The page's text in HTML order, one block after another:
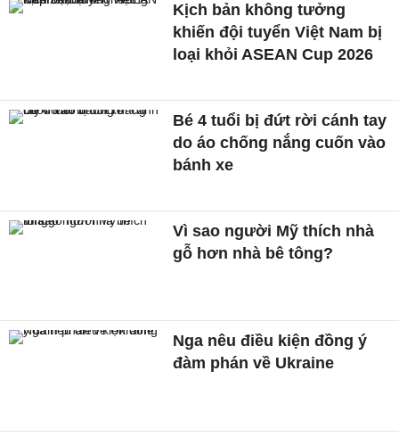
Kịch bản không tưởng
khiến đội tuyển Việt Nam bị
loại khỏi ASEAN Cup 2026
Bé 4 tuổi bị đứt rời cánh tay
do áo chống nắng cuốn vào
bánh xe
Vì sao người Mỹ thích nhà
gỗ hơn nhà bê tông?
Nga nêu điều kiện đồng ý
đàm phán về Ukraine